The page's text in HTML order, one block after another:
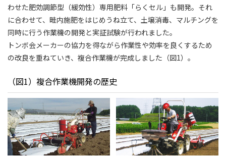
わせた肥効調節型（緩効性）専用肥料「らくセル」も開発。それ
に合わせて、畦内施肥をはじめうね立て、土壌消毒、マルチングを
同時に行う作業機の開発と実証試験が行われました。
トンボ会メーカーの協力を得ながら作業性や効率を良くするため
の改良を重ねていき、複合作業機が完成しました（図1）。
（図1）複合作業機開発の歴史